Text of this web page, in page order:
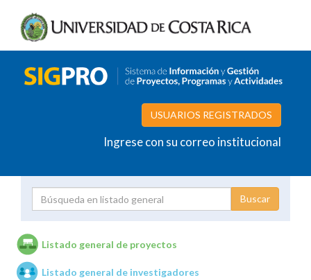
USUARIOS REGISTRADOS
Ingrese con su correo institucional
Unidades de investigación
Listado general de proyectos
Listado general de investigadores